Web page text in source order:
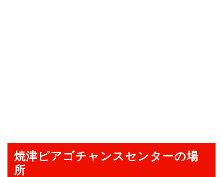
焼津ピアゴチャンスセンターの場
所